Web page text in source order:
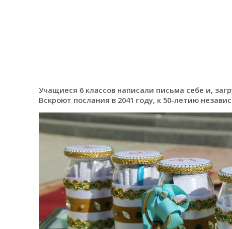
Учащиеся 6 классов написали письма себе и,
Вскроют послания в 2041 году, к 50-летию